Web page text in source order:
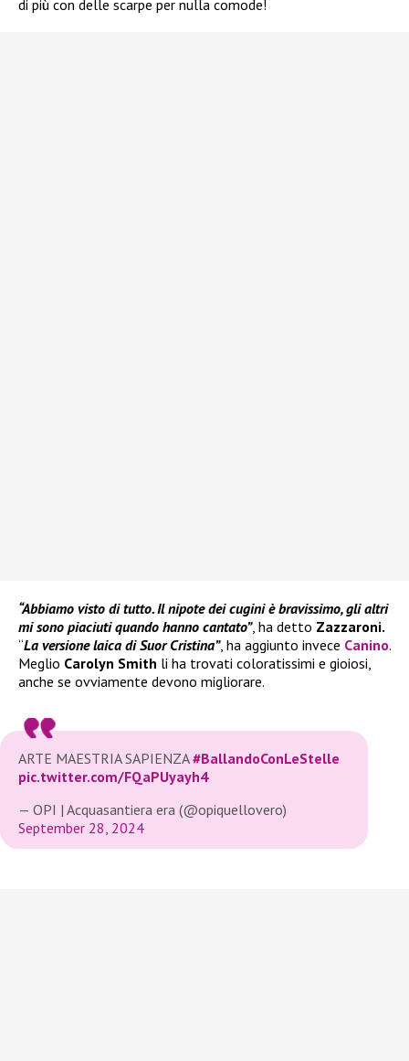
di più con delle scarpe per nulla comode!
“Abbiamo visto di tutto. Il nipote dei cugini è bravissimo, gli altri
mi sono piaciuti quando hanno cantato”, ha detto Zazzaroni.
“La versione laica di Suor Cristina”, ha aggiunto invece Canino.
Meglio Carolyn Smith li ha trovati coloratissimi e gioiosi,
anche se ovviamente devono migliorare.
ARTE MAESTRIA SAPIENZA#BallandoConLeStelle
pic.twitter.com/FQaPUyayh4
— OPI | Acquasantiera era (@opiquellovero)
September 28, 2024